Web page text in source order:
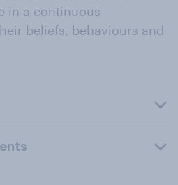
in a continuous
beliefs, behaviours and